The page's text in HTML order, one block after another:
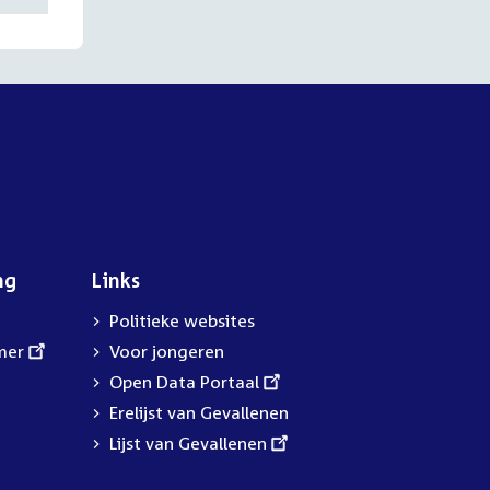
Links
Politieke websites
Voor jongeren
External
link:
Open Data Portaal
Erelijst van Gevallenen
External
Lijst van Gevallenen